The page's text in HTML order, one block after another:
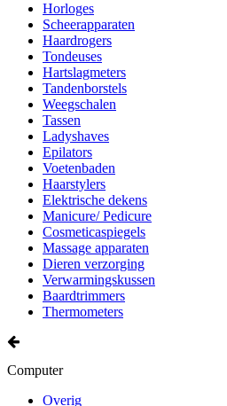
Horloges
Scheerapparaten
Haardrogers
Tondeuses
Hartslagmeters
Tandenborstels
Weegschalen
Tassen
Ladyshaves
Epilators
Voetenbaden
Haarstylers
Elektrische dekens
Manicure/ Pedicure
Cosmeticaspiegels
Massage apparaten
Dieren verzorging
Verwarmingskussen
Baardtrimmers
Thermometers
Computer
Overig